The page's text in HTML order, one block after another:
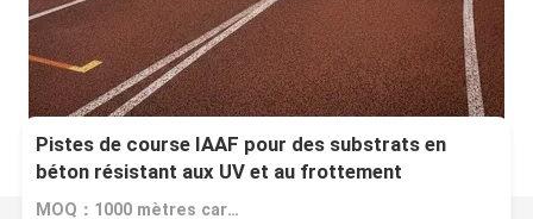
Pistes de course IAAF pour des substrats en
béton résistant aux UV et au frottement
MOQ：1000 mètres carrés